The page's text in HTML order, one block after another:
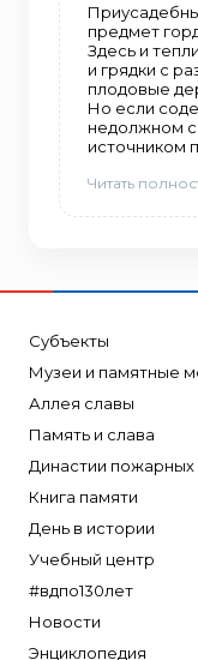
предмет
Здесь и
и грядки с
плодовые
Но если
недолжном
источником
Читать
Субъекты
Музеи и памятные
Аллея славы
Память и слава
Династии пожарных
Книга памяти
День в истории
Учебный центр
#вдпо130лет
Новости
Энциклопедия